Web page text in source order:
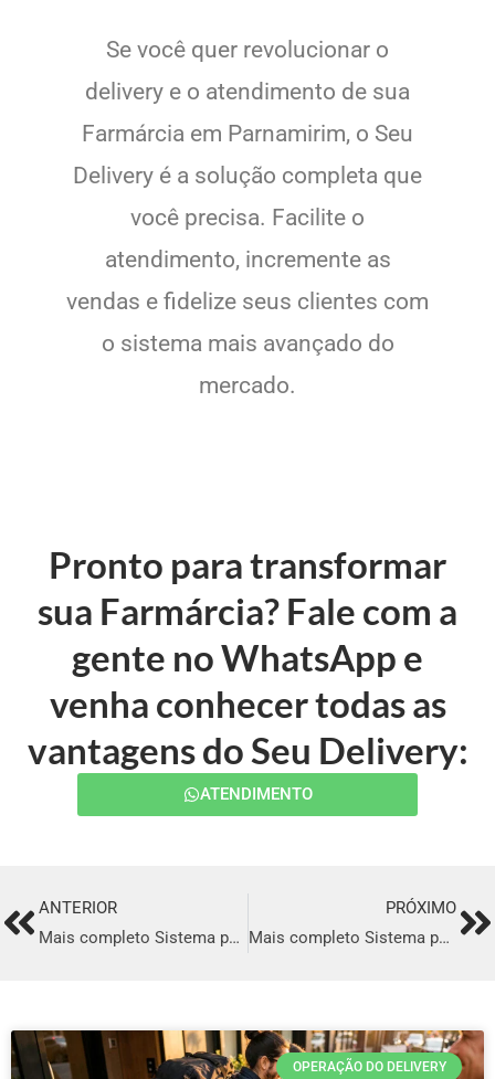
Se você quer revolucionar o
delivery e o atendimento de sua
Farmárcia em Parnamirim, o Seu
Delivery é a solução completa que
você precisa. Facilite o
atendimento, incremente as
vendas e fidelize seus clientes com
o sistema mais avançado do
mercado.
Pronto para transformar
sua Farmárcia? Fale com a
gente no WhatsApp e
venha conhecer todas as
vantagens do Seu Delivery:
ATENDIMENTO
PrevANTERIOR
Mais completo Sistema para Delivery em Itabuna
PRÓXIMO
Mais completo Sistema para Delivery em Indaiatuba
OPERAÇÃO DO DELIVERY